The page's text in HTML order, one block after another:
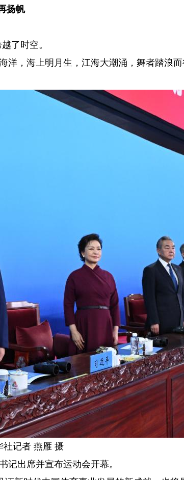
再扬帆
了时空。
，海上明月生，江海大潮涌，舞者踏浪
社记者 燕雁 摄
出席并宣布运动会开幕。